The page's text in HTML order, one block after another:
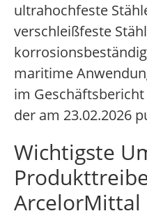
ultrahochfeste
verschleißfeste
maritime
im
der am 23.02.2026
Wichtigste
ArcelorMittal